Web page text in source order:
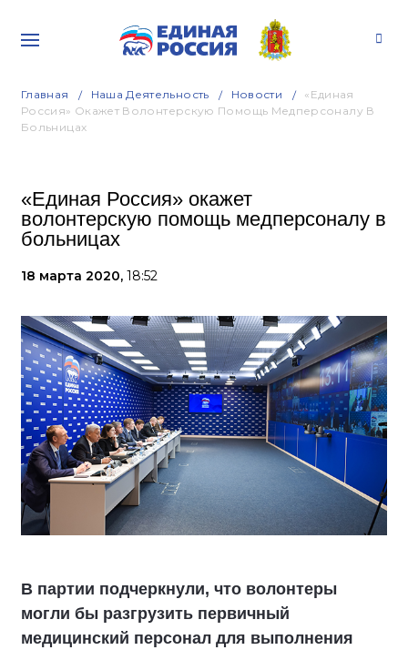
Главная Наша Деятельность Новости
«Единая
Россия» Окажет Волонтерскую Помощь Медперсоналу В
Больницах
«Единая Россия» окажет
волонтерскую помощь медперсоналу в
больницах
18 марта 2020, 18:52
В партии подчеркнули, что волонтеры
могли бы разгрузить первичный
медицинский персонал для выполнения